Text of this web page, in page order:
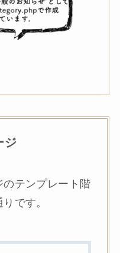
ジ
のテンプレート階
です。